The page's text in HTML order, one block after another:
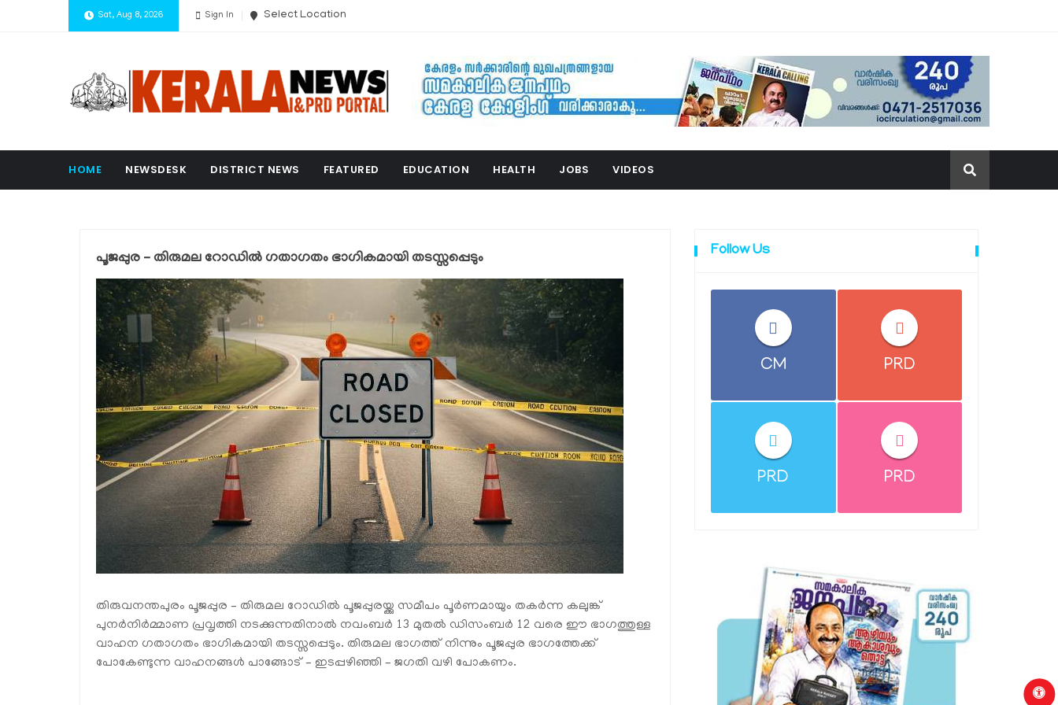
Sat, Aug 8, 2026 Sign In Select Location
HOME NEWSDESK DISTRICT NEWS FEATURED EDUCATION HEALTH JOBS VIDEOS
പൂജപ്പുര – തിരുമല റോഡിൽ ഗതാഗതം ഭാഗികമായി തടസ്സപ്പെടും
തിരുവനന്തപുരം പൂജപ്പുര – തിരുമല റോഡിൽ പൂജപ്പുരയ്ക്കു സമീപം പൂർണമായും തകർന്ന കലുങ്ക്
പുനർനിർമ്മാണ പ്രവൃത്തി നടക്കുന്നതിനാൽ നവംബർ 13 മുതൽ ഡിസംബർ 12 വരെ ഈ ഭാഗത്തുള്ള
വാഹന ഗതാഗതം ഭാഗികമായി തടസ്സപ്പെടും. തിരുമല ഭാഗത്ത് നിന്നും പൂജപ്പുര ഭാഗത്തേക്ക്
പോകേണ്ടുന്ന വാഹനങ്ങൾ പാങ്ങോട് – ഇടപ്പഴിഞ്ഞി – ജഗതി വഴി പോകണം.
Follow Us
CM PRD
PRD PRD